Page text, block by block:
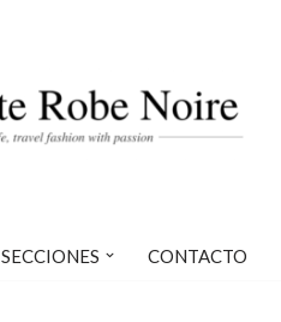
SECCIONES CONTACTO